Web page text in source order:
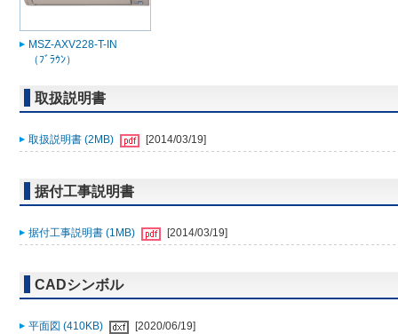
MSZ-AXV228-T-IN
（ﾌﾞﾗｳﾝ）
取扱説明書
取扱説明書 (2MB) [2014/03/19]
据付工事説明書
据付工事説明書 (1MB) [2014/03/19]
CADシンボル
平面図 (410KB)
[2020/06/19]